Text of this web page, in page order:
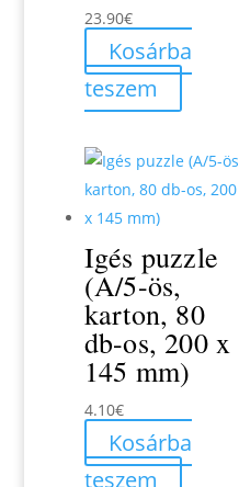
23.90€
Kosárba
teszem
Igés puzzle
(A/5-ös,
karton, 80
db-os, 200 x
145 mm)
4.10€
Kosárba
teszem